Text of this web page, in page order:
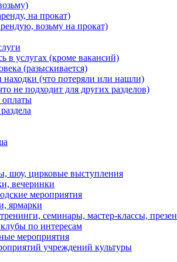
на прокат)
возьму на прокат)
в услугах (кроме вакансий)
(разыскивается)
находки (что потеряли или нашли)
не подходит для других разделов)
оплаты
шоу, цирковые выступления
вечеринки
мероприятия
ярмарки
семинары, мастер-классы,
по интересам
мероприятия
учреждений культуры